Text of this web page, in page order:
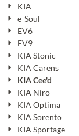
KIA
e-Soul
EV6
EV9
KIA Stonic
KIA Carens
KIA Cee'd
KIA Niro
KIA Optima
KIA Sorento
KIA Sportage